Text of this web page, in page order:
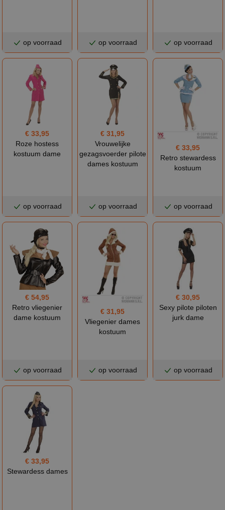
op voorraad op voorraad op voorraad
€ 33,95
Roze hostess
kostuum dame
op voorraad
€ 31,95
Vrouwelijke
gezagsvoerder pilote
dames kostuum
op voorraad
€ 33,95
Retro stewardess
kostuum
op voorraad
€ 54,95
Retro vliegenier
dame kostuum
op voorraad
€ 31,95
Vliegenier dames
kostuum
op voorraad
€ 30,95
Sexy pilote piloten
jurk dame
op voorraad
€ 33,95
Stewardess dames